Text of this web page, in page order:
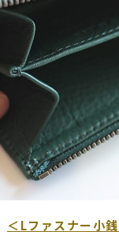
＜Lファスナー小